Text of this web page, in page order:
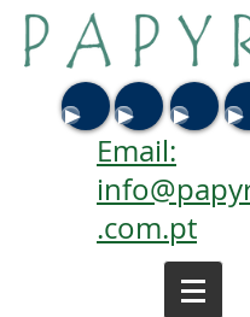
Email:
.com.pt